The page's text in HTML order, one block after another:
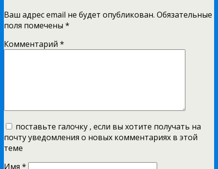
Ваш адрес email не будет опубликован. Обязательные
поля помечены *
Комментарий *
поставьте галочку , если вы хотите получать на
почту уведомления о новых комментариях в этой
теме
Имя *